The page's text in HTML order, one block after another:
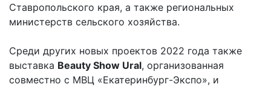
Ставропольского края, а также региональных
министерств сельского хозяйства.
Среди других новых проектов 2022 года также
выставка Beauty Show Ural, организованная
совместно с МВЦ «Екатеринбург-Экспо», и